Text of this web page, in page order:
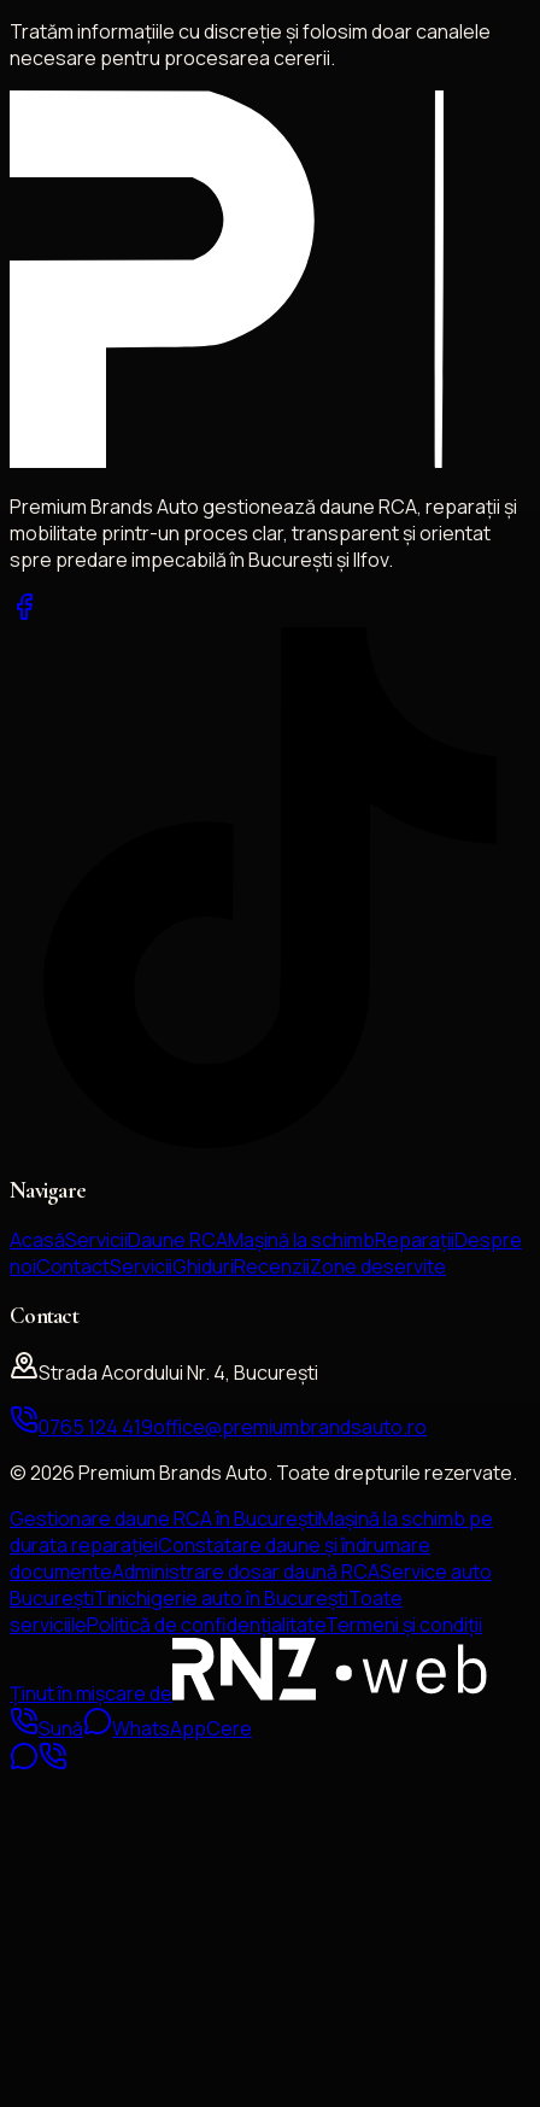
Tratăm informațiile cu discreție și folosim doar canalele
necesare pentru procesarea cererii.
Premium Brands Auto gestionează daune RCA, reparații și
mobilitate printr-un proces clar, transparent și orientat
spre predare impecabilă în București și Ilfov.
Navigare
AcasăServiciiDaune RCAMașină la schimbReparațiiDespre
noiContactServiciiGhiduriRecenziiZone deservite
Contact
Strada Acordului Nr. 4, București
0765 124 419office@premiumbrandsauto.ro
©2026Premium Brands Auto. Toate drepturile rezervate.
Gestionare daune RCA în BucureștiMașină la schimb pe
durata reparațieiConstatare daune și îndrumare
documenteAdministrare dosar daună RCAService auto
BucureștiTinichigerie auto în BucureștiToate
serviciilePolitică de confidențialitateTermeni și condiții
Ținut în mișcare de
Sună
WhatsAppCere